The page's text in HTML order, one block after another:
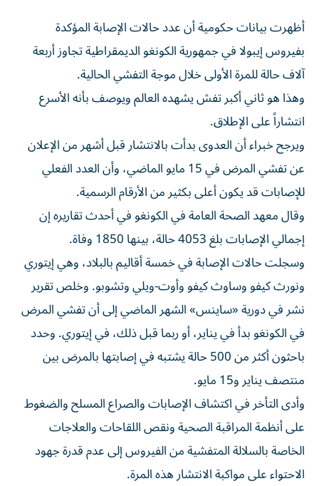
أظهرت بيانات حكومية أن عدد حالات الإصابة المؤكدة
بفيروس إيبولا في جمهورية الكونغو ‌الديمقراطية تجاوز أربعة
آلاف حالة للمرة الأولى خلال موجة ​التفشي ⁠الحالية.
وهذا هو ثاني أكبر تفش ‌يشهده العالم ويوصف ‌بأنه الأسرع
انتشاراً على الإطلاق.
ويرجح خبراء أن العدوى بدأت بالانتشار قبل أشهر من الإعلان
عن تفشي ‌المرض في 15 مايو الماضي، وأن العدد الفعلي
⁠للإصابات قد يكون أعلى بكثير من الأرقام الرسمية.
وقال معهد الصحة العامة في الكونغو في أحدث تقاريره إن
إجمالي الإصابات بلغ 4053 حالة، بينها 1850 وفاة.
وسجلت حالات الإصابة في خمسة ​أقاليم بالبلاد، وهي إيتوري
ونورث كيفو وساوث كيفو ‌وأوت-ويلي وتشوبو. وخلص تقرير
نشر في دورية «ساينس» الشهر الماضي إلى أن تفشي المرض
في الكونغو بدأ ⁠في يناير، أو ربما قبل ذلك، في إيتوري. وحدد
باحثون أكثر من 500 حالة يشتبه ​في إصابتها ‌بالمرض بين
منتصف يناير و15 مايو.
وأدى التأخر في اكتشاف الإصابات والصراع المسلح والضغوط
على أنظمة المراقبة الصحية ونقص اللقاحات والعلاجات
الخاصة ‌بالسلالة المتفشية من ‌الفيروس إلى عدم قدرة ⁠جهود
الاحتواء على مواكبة الانتشار هذه المرة.